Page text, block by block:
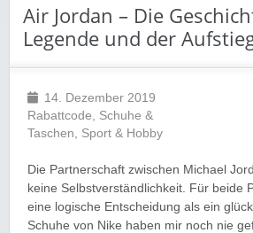
Air Jordan – Die
Legende und der
14. Dezember 2019
Rabattcode
Schuhe &
Taschen
Sport & Hobby
Die Partnerschaft zwischen Michael
keine Selbstverständlichkeit. Für beide
eine logische Entscheidung als ein
Schuhe von Nike haben mir noch nie